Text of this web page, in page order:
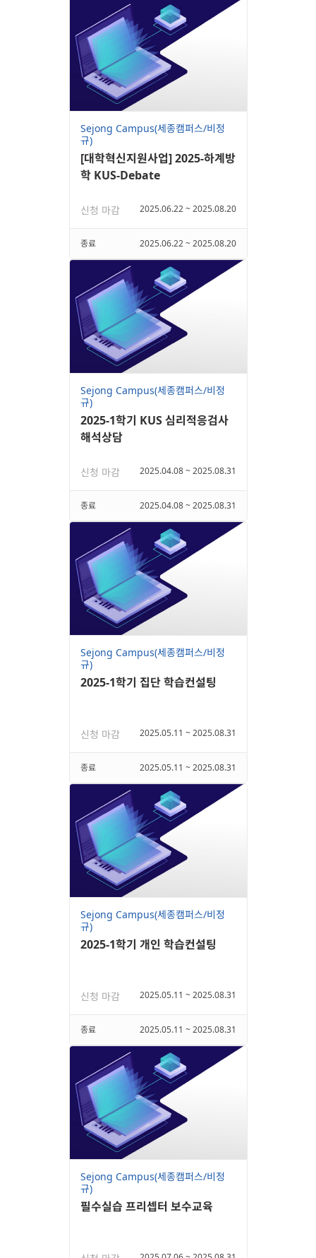
Sejong Campus(세종캠퍼스/비정
규)
[대학혁신지원사업] 2025-하계방
학 KUS-Debate
신청 마감 2025.06.22 ~ 2025.08.20
종료 2025.06.22 ~ 2025.08.20
Sejong Campus(세종캠퍼스/비정
규)
2025-1학기 KUS 심리적응검사
해석상담
신청 마감 2025.04.08 ~ 2025.08.31
종료 2025.04.08 ~ 2025.08.31
Sejong Campus(세종캠퍼스/비정
규)
2025-1학기 집단 학습컨설팅
신청 마감 2025.05.11 ~ 2025.08.31
종료 2025.05.11 ~ 2025.08.31
Sejong Campus(세종캠퍼스/비정
규)
2025-1학기 개인 학습컨설팅
신청 마감 2025.05.11 ~ 2025.08.31
종료 2025.05.11 ~ 2025.08.31
Sejong Campus(세종캠퍼스/비정
규)
필수실습 프리셉터 보수교육